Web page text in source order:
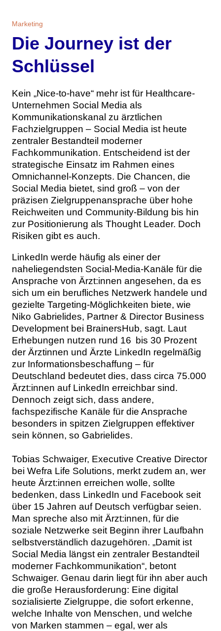
Personen
Über uns
Marketing
Die Journey ist der
Schlüssel
Kein „Nice-to-have“ mehr ist für Healthcare-
Unternehmen Social Media als
Kommunikationskanal zu ärztlichen
Fachzielgruppen – Social Media ist heute
zentraler Bestandteil moderner
Fachkommunikation. Entscheidend ist der
strategische Einsatz im Rahmen eines
Omnichannel-Konzepts. Die Chancen, die
Social Media bietet, sind groß – von der
präzisen Zielgruppenansprache über hohe
Reichweiten und Community-Bildung bis hin
zur Positionierung als Thought Leader. Doch
Risiken gibt es auch.
LinkedIn werde häufig als einer der
naheliegendsten Social-Media-Kanäle für die
Ansprache von Ärzt:innen angesehen, da es
sich um ein berufliches Netzwerk handele und
gezielte Targeting-Möglichkeiten biete, wie
Niko Gabrielides, Partner & Director Business
Development bei BrainersHub, sagt. Laut
Erhebungen nutzen rund 16 bis 30 Prozent
der Ärztinnen und Ärzte LinkedIn regelmäßig
zur Informationsbeschaffung – für
Deutschland bedeutet dies, dass circa 75.000
Ärzt:innen auf LinkedIn erreichbar sind.
Dennoch zeigt sich, dass andere,
fachspezifische Kanäle für die Ansprache
besonders in spitzen Zielgruppen effektiver
sein können, so Gabrielides.
Tobias Schwaiger, Executive Creative Director
bei Wefra Life Solutions, merkt zudem an, wer
heute Ärzt:innen erreichen wolle, sollte
bedenken, dass LinkedIn und Facebook seit
über 15 Jahren auf Deutsch verfügbar seien.
Man spreche also mit Ärzt:innen, für die
soziale Netzwerke seit Beginn ihrer Laufbahn
selbstverständlich dazugehören. „Damit ist
Social Media längst ein zentraler Bestandteil
moderner Fachkommunikation“, betont
Schwaiger. Genau darin liegt für ihn aber auch
die große Herausforderung: Eine digital
sozialisierte Zielgruppe, die sofort erkenne,
welche Inhalte von Menschen, und welche
von Marken stammen – egal, wer als